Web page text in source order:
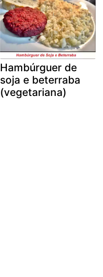
Hambúrguer de
soja e beterraba
(vegetariana)